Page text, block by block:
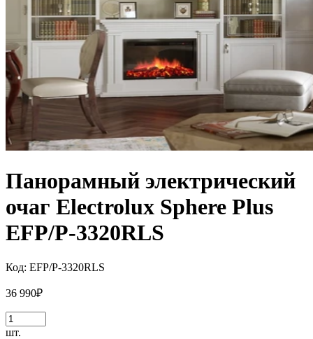
Панорамный электрический
очаг Electrolux Sphere Plus
EFP/P-3320RLS
Код: EFP/P-3320RLS
36 990₽
шт.